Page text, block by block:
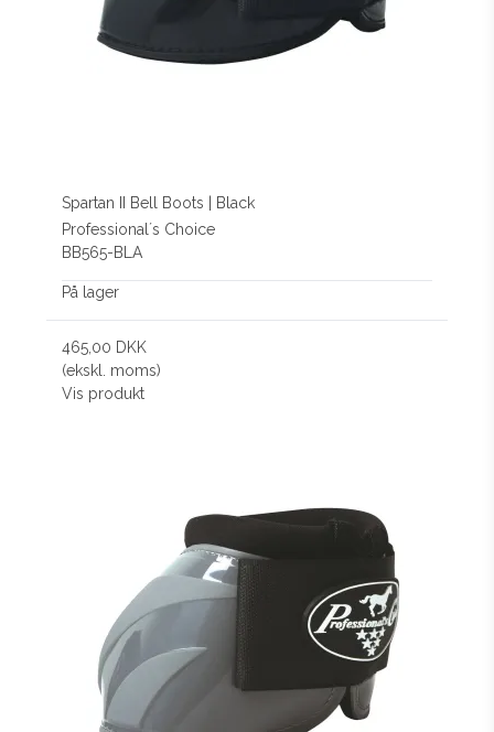
Spartan II Bell Boots | Black
Professional´s Choice
BB565-BLA
På lager
465,00 DKK
(ekskl. moms)
Vis produkt